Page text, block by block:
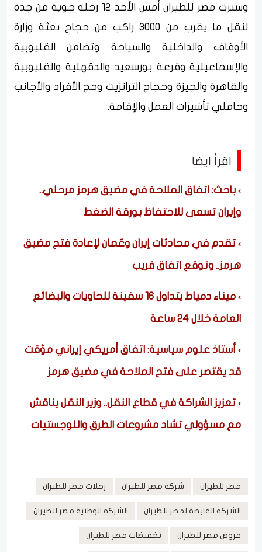
وسيرت مصر للطيران أمس الأحد 12 رحلة جوية من جدة
لنقل ما يقرب من 3000 راكب من حجاج بعثة وزارة
الأوقاف والداخلية والسياحة وتضامن القليوبية
والإسماعيلية وقرعة بورسعيد والدقهلية والقليوبية
والقاهرة والجيزة وحجاج الترانزيت وحج الأفراد والأجانب
وحاملي تأشيرات العمل والإقامة.
اقرأ ايضا
باحث: اتفاق الملاحة في مضيق هرمز مرحلي..
وإيران تسعى للاحتفاظ بورقة الضغط
تقدم في محادثات إيران وعُمان لإعادة فتح مضيق
هرمز.. وتوقع اتفاق قريب
ميناء دمياط يتداول 16 سفينة للحاويات والبضائع
العامة خلال 24 ساعة
أستاذ علوم سياسية: اتفاق أمريكي إيراني مؤقت
قد يقتصر على فتح الملاحة في مضيق هرمز
تعزيز الشراكة في قطاع النقل.. وزير النقل يناقش
مع مسؤولي تشاد مشروعات الطرق واللوجستيات
مصر للطيران شركة مصر للطيران رحلات مصر للطيران
الشركة القابضة لمصر للطيران الشركة الوطنية مصر للطيران
عروض مصر للطيران تخفيضات مصر للطيران